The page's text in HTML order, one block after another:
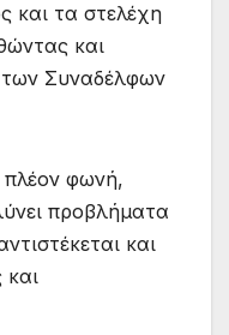
και τα στελέχη
και
Συναδέλφων
φωνή,
προβλήματα
και
και